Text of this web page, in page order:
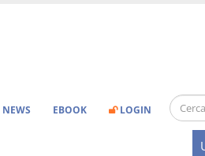
NEWS EBOOK LOGIN